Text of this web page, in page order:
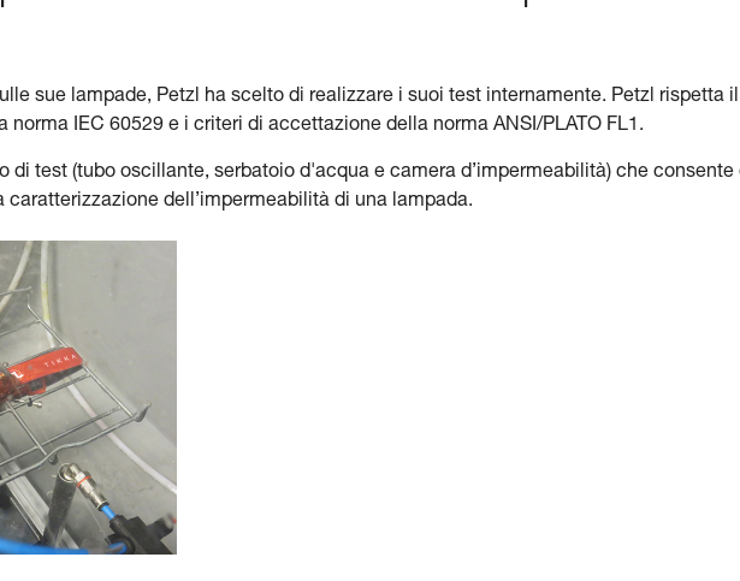
sue lampade, Petzl ha scelto di realizzare i suoi test internamente. Petzl rispetta il
norma IEC 60529 e i criteri di accettazione della norma ANSI/PLATO FL1.
di test (tubo oscillante, serbatoio d'acqua e camera d’impermeabilità) che consente
caratterizzazione dell’impermeabilità di una lampada.